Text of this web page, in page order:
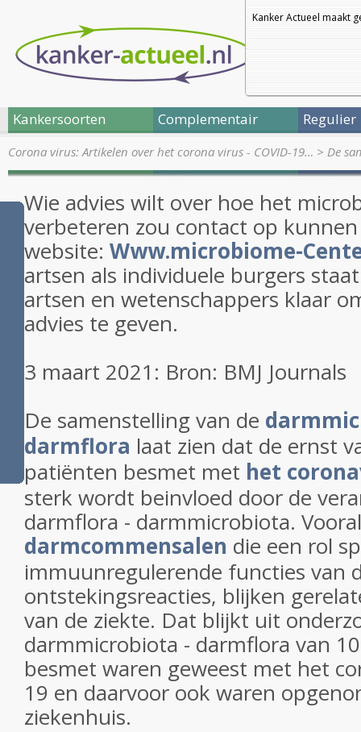
Kanker Actueel maakt
Kankersoorten Complementair Regulier
Corona virus: Artikelen over het corona virus - COVID-19… > De
Wie advies wilt over hoe het
verbeteren zou contact op
website: Www.microbiome-
artsen als individuele burgers
artsen en wetenschappers klaar
advies te geven.
3 maart 2021: Bron: BMJ Journals
De samenstelling van de
darmflora laat zien dat de ernst
patiënten besmet met het
sterk wordt beinvloed door de
darmflora - darmmicrobiota.
darmcommensalen die een rol
immuunregulerende functies van
ontstekingsreacties, blijken
van de ziekte. Dat blijkt uit
darmmicrobiota - darmflora van
besmet waren geweest met het
19 en daarvoor ook waren
ziekenhuis.